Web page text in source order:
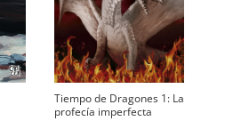
Tiempo de Dragones 1: La
profecía imperfecta